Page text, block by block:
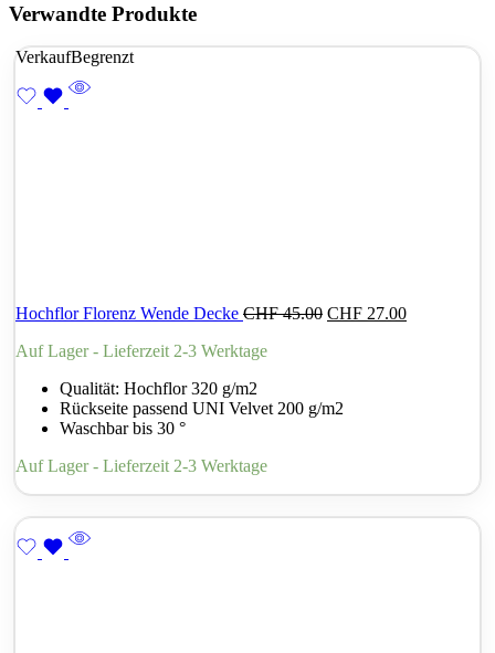
Verwandte Produkte
VerkaufBegrenzt
Hochflor Florenz Wende Decke CHF45.00 CHF 27.00
Auf Lager - Lieferzeit 2-3 Werktage
Qualität: Hochflor 320 g/m2
Rückseite passend UNI Velvet 200 g/m2
Waschbar bis 30 °
Auf Lager - Lieferzeit 2-3 Werktage